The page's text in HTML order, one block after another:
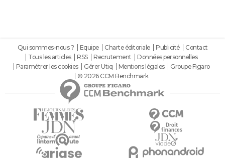
Qui sommes-nous ? Equipe Charte éditoriale Publicité
Contact
Tous les articles
RSS Recrutement
Données personnelles
Paramétrer les cookies
Gérer Utiq Mentions légales
Groupe Figaro
© 2026 CCM Benchmark